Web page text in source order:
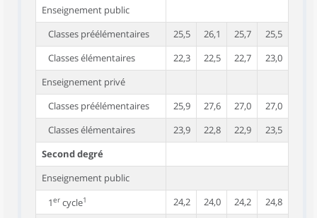
Enseignement public
Classes préélémentaires
25,5 26,1 25,7
25,5
Classes élémentaires
22,3 22,5 22,7
23,0
Enseignement privé
Classes préélémentaires
25,9 27,6 27,0
27,0
Classes élémentaires
23,9 22,8 22,9
23,5
Second degré
Enseignement public
1er cycle1 24,2 24,0 24,2
24,8